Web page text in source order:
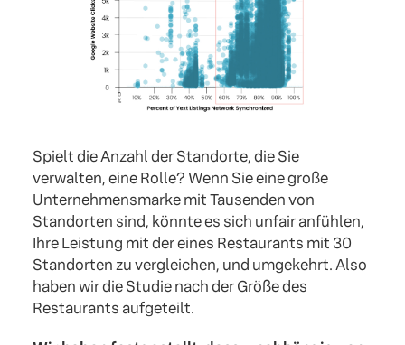
Spielt die Anzahl der Standorte, die Sie
verwalten, eine Rolle? Wenn Sie eine große
Unternehmensmarke mit Tausenden von
Standorten sind, könnte es sich unfair anfühlen,
Ihre Leistung mit der eines Restaurants mit 30
Standorten zu vergleichen, und umgekehrt. Also
haben wir die Studie nach der Größe des
Restaurants aufgeteilt.